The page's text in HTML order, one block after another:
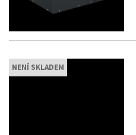
NENÍ SKLADEM